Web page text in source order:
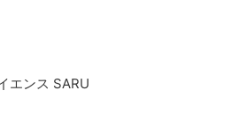
エンス SARU